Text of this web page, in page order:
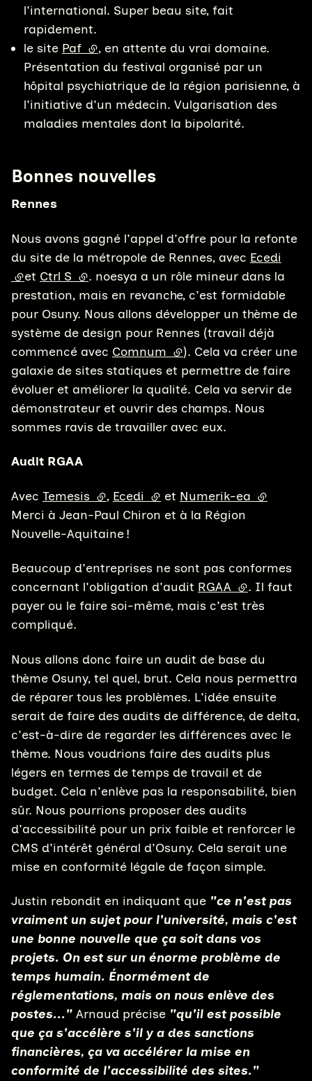
l'international. Super beau site, fait
rapidement.
le site Paf (lien externe)
, en attente du vrai domaine.
Présentation du festival organisé par un
hôpital psychiatrique de la région parisienne, à
l'initiative d'un médecin. Vulgarisation des
maladies mentales dont la bipolarité.
Bonnes nouvelles
Rennes
Nous avons gagné l'appel d'offre pour la refonte
du site de la métropole de Rennes, avec Ecedi
(lien externe)
et Ctrl S (lien externe)
. noesya a un rôle mineur dans la
prestation, mais en revanche, c'est formidable
pour Osuny. Nous allons développer un thème de
système de design pour Rennes (travail déjà
commencé avec Comnum (lien externe)
). Cela va créer une
galaxie de sites statiques et permettre de faire
évoluer et améliorer la qualité. Cela va servir de
démonstrateur et ouvrir des champs. Nous
sommes ravis de travailler avec eux.
Audit RGAA
Avec Temesis (lien externe)
, Ecedi (lien externe)
et Numerik-ea (lien
Merci à Jean-Paul Chiron et à la Région
Nouvelle-Aquitaine !
Beaucoup d'entreprises ne sont pas conformes
concernant l'obligation d'audit RGAA (lien externe)
. Il faut
payer ou le faire soi-même, mais c'est très
compliqué.
Nous allons donc faire un audit de base du
thème Osuny, tel quel, brut. Cela nous permettra
de réparer tous les problèmes. L'idée ensuite
serait de faire des audits de différence, de delta,
c'est-à-dire de regarder les différences avec le
thème. Nous voudrions faire des audits plus
légers en termes de temps de travail et de
budget. Cela n'enlève pas la responsabilité, bien
sûr. Nous pourrions proposer des audits
d'accessibilité pour un prix faible et renforcer le
CMS d'intérêt général d'Osuny. Cela serait une
mise en conformité légale de façon simple.
Justin rebondit en indiquant que "ce n'est pas
vraiment un sujet pour l'université, mais c'est
une bonne nouvelle que ça soit dans vos
projets. On est sur un énorme problème de
temps humain. Énormément de
réglementations, mais on nous enlève des
postes..." Arnaud précise "qu'il est possible
que ça s'accélère s'il y a des sanctions
financières, ça va accélérer la mise en
conformité de l'accessibilité des sites."